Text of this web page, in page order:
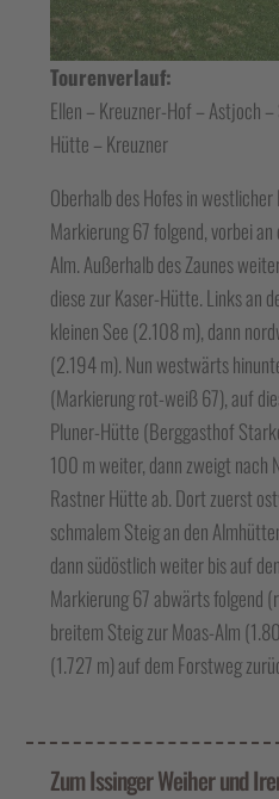
Tourenverlauf:
Ellen – Kreuzner-Hof – Astjoch
Hütte – Kreuzner
Oberhalb des Hofes in
Markierung 67 folgend, vorbei
Alm. Außerhalb des Zaunes
diese zur Kaser-Hütte. Links an
kleinen See (2.108 m), dann
(2.194 m). Nun westwärts
(Markierung rot-weiß 67), auf
Pluner-Hütte (Berggasthof
100 m weiter, dann zweigt nach
Rastner Hütte ab. Dort zuerst
schmalem Steig an den
dann südöstlich weiter bis auf
Markierung 67 abwärts folgend
breitem Steig zur Moas-Alm
(1.727 m) auf dem Forstweg
Zum Issinger Weiher und